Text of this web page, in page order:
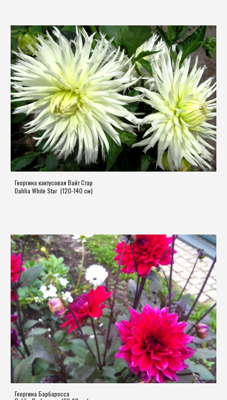
Георгина кактусовая Вайт Стар
Dahlia White Star (120-140 см)
Георгина Барбароссa